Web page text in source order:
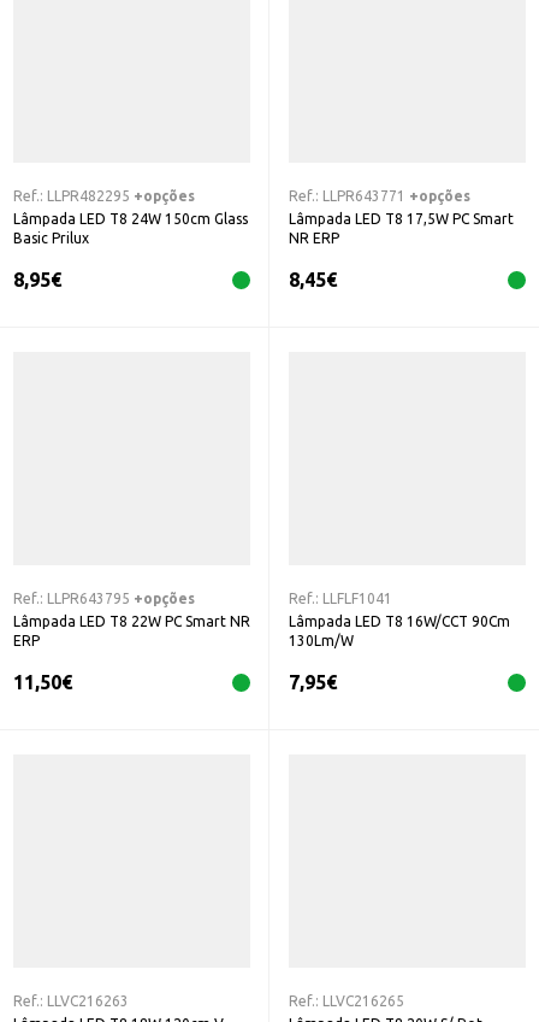
Ref.: LLPR482295 +opções
Lâmpada LED T8 24W 150cm Glass
Basic Prilux
8,95€
Ref.: LLPR643771
+opções
Lâmpada LED T8 17,5W PC Smart
NR ERP
8,45€
Ref.: LLPR643795 +opções
Lâmpada LED T8 22W PC Smart NR
ERP
11,50€
Ref.:
LLFLF1041
Lâmpada LED T8 16W/CCT 90Cm
130Lm/W
7,95€
Ref.: LLVC216263
Ref.: LLVC216265